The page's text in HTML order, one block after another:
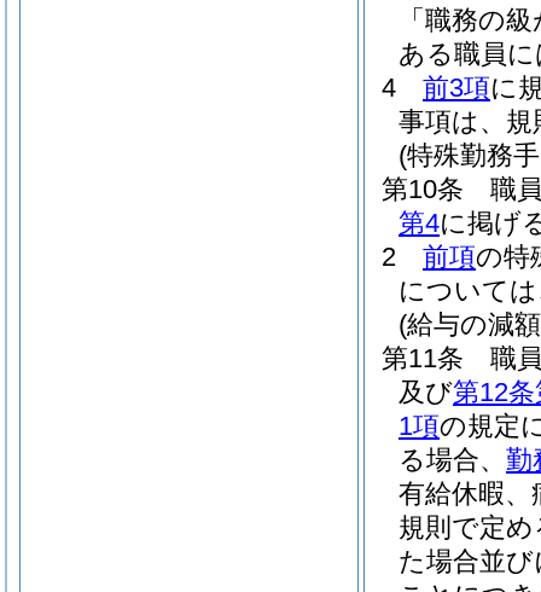
「職務の
ある職員
4
前3項に
事項は、
(特殊勤務
第10条
職
第4に掲げ
2
前項の特
について
(給与の減
第11条
職
及び第12
1項の規定
る場合、 勤
有給休暇、
規則で定
た場合並